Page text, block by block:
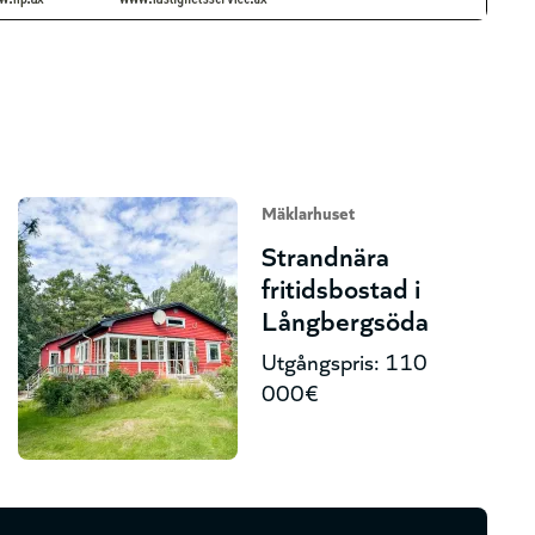
Mäklarhuset
Strandnära
fritidsbostad i
Långbergsöda
Utgångspris: 110
000€